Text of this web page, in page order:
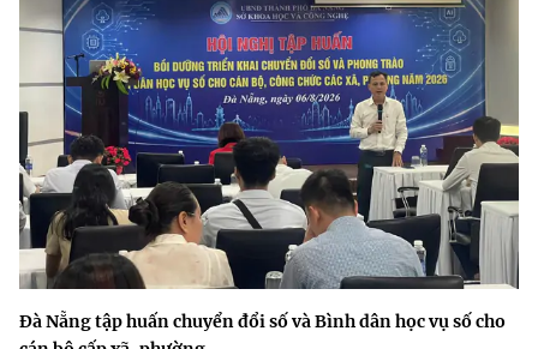
Đà Nẵng tập huấn chuyển đổi số và Bình dân học vụ số cho